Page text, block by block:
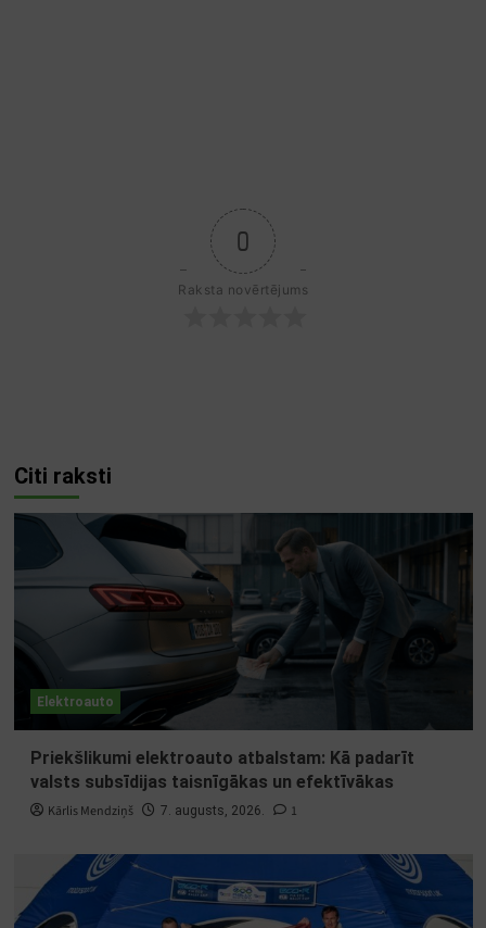
0
Raksta novērtējums
Citi raksti
Elektroauto
Priekšlikumi elektroauto atbalstam: Kā padarīt
valsts subsīdijas taisnīgākas un efektīvākas
Kārlis Mendziņš 7. augusts, 2026. 1